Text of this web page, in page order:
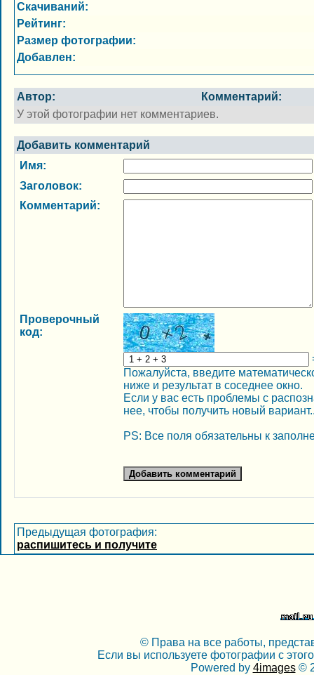
Скачиваний:
Рейтинг:
Размер фотографии:
Добавлен:
Автор:
Комментарий:
У этой фотографии нет комментариев.
Добавить комментарий
Имя:
Заголовок:
Комментарий:
Проверочный
код:
Пожалуйста, введите
ниже и результат в соседнее окно.
Если у вас есть проблемы с
нее, чтобы получить новый
PS: Все поля обязательны к
Предыдущая фотография:
распишитесь и получите
© Права на все работы,
Если вы используете фотографии с
Powered by 4images©